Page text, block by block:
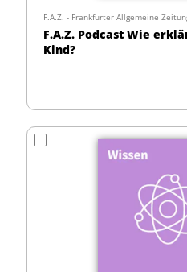
F.A.Z. - Frankfurter Allgemeine
F.A.Z. Podcast Wie
Kind?